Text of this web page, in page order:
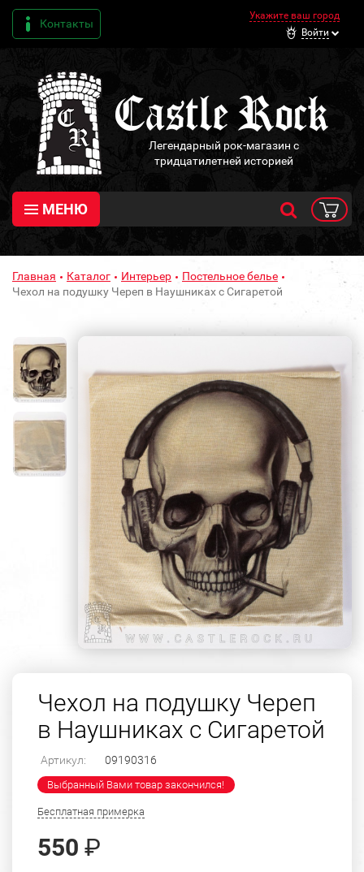
Контакты
Укажите ваш город
Войти
Легендарный рок-магазин с
тридцатилетней историей
МЕНЮ
Главная Каталог Интерьер
Постельное белье
Чехол на подушку Череп в Наушниках с Сигаретой
Чехол на подушку Череп
в Наушниках с Сигаретой
Артикул: 09190316
Выбранный Вами товар закончился!
Бесплатная примерка
550 ₽